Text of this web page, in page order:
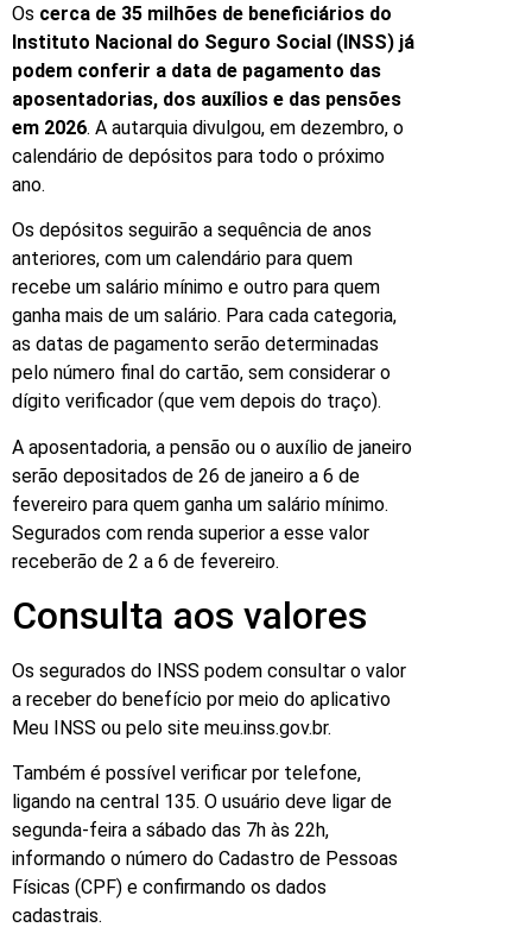
Os cerca de 35 milhões de beneficiários do
Instituto Nacional do Seguro Social (INSS) já
podem conferir a data de pagamento das
aposentadorias, dos auxílios e das pensões
em 2026. A autarquia divulgou, em dezembro, o
calendário de depósitos para todo o próximo
ano.
Os depósitos seguirão a sequência de anos
anteriores, com um calendário para quem
recebe um salário mínimo e outro para quem
ganha mais de um salário. Para cada categoria,
as datas de pagamento serão determinadas
pelo número final do cartão, sem considerar o
dígito verificador (que vem depois do traço).
A aposentadoria, a pensão ou o auxílio de janeiro
serão depositados de 26 de janeiro a 6 de
fevereiro para quem ganha um salário mínimo.
Segurados com renda superior a esse valor
receberão de 2 a 6 de fevereiro.
Consulta aos valores
Os segurados do INSS podem consultar o valor
a receber do benefício por meio do aplicativo
Meu INSS ou pelo site meu.inss.gov.br.
Também é possível verificar por telefone,
ligando na central 135. O usuário deve ligar de
segunda-feira a sábado das 7h às 22h,
informando o número do Cadastro de Pessoas
Físicas (CPF) e confirmando os dados
cadastrais.